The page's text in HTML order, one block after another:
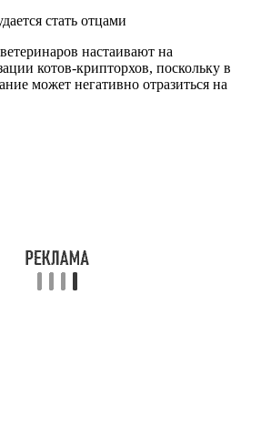
настаивают на
котов-крипторхов, поскольку в
может негативно отразиться на